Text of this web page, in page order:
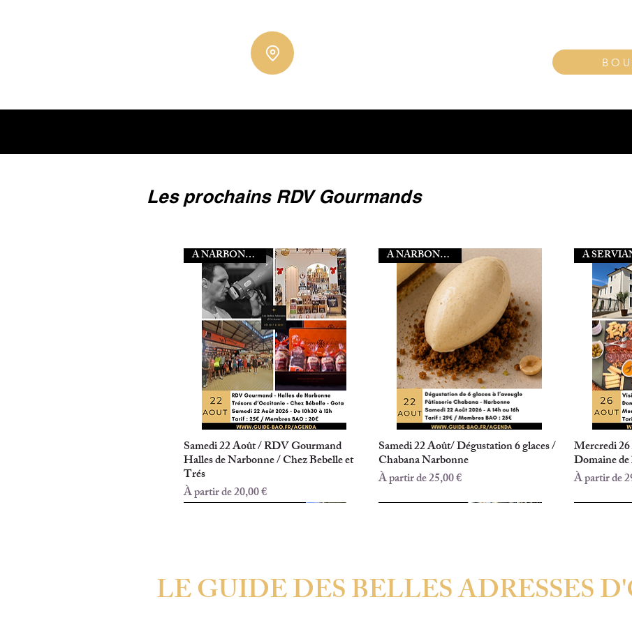
Les prochains RDV Gourmands
Aperçu rapide
A NARBONNE (11)
Samedi 22 Août / RDV Gourmand
Halles de Narbonne / Chez Bebelle et
Trés
À partir de20,00 €
Prix promotionnel
Aperçu rapide
A NARBONNE (11)
Samedi 22 Août/ Dégustation 6 glaces /
Chabana Narbonne
À partir de25,00 €
Prix promotionnel
Mercredi
Domaine
À partir de
Prix
LE GUIDE DES BELLES ADRESSES